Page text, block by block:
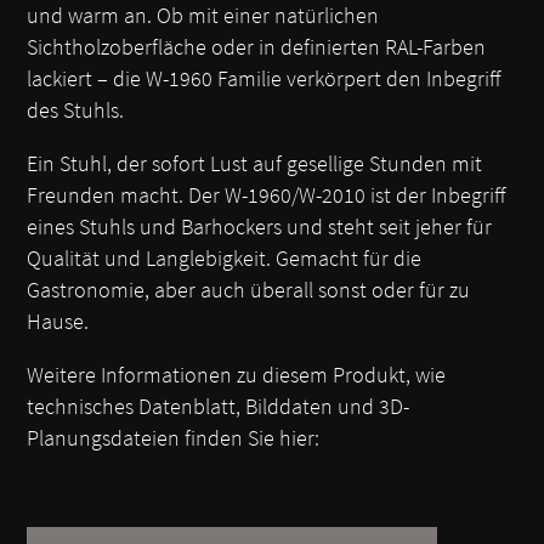
und warm an. Ob mit einer natürlichen
Sichtholzoberfläche oder in definierten RAL-Farben
lackiert – die W-1960 Familie verkörpert den Inbegriff
des Stuhls.
Ein Stuhl, der sofort Lust auf gesellige Stunden mit
Freunden macht. Der W-1960/W-2010 ist der Inbegriff
eines Stuhls und Barhockers und steht seit jeher für
Qualität und Langlebigkeit. Gemacht für die
Gastronomie, aber auch überall sonst oder für zu
Hause.
Weitere Informationen zu diesem Produkt, wie
technisches Datenblatt, Bilddaten und 3D-
Planungsdateien finden Sie hier: